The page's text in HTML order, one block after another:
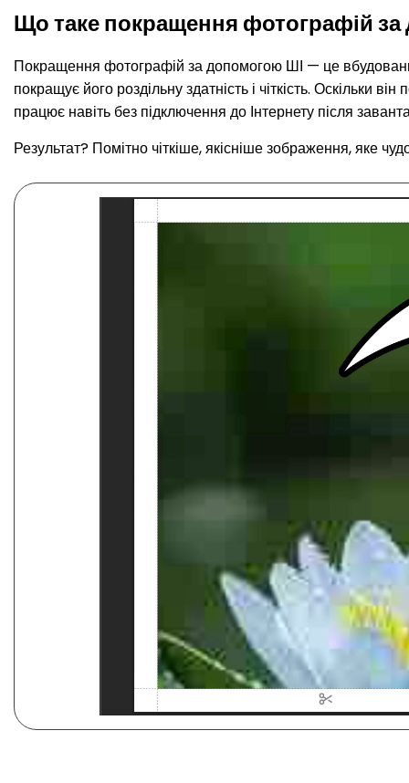
Що таке покращення фотографій
Покращення фотографій за допомогою ШІ — це
покращує його роздільну здатність і чіткість.
працює навіть без підключення до Інтернету після
Результат? Помітно чіткіше, якісніше зображення, яке